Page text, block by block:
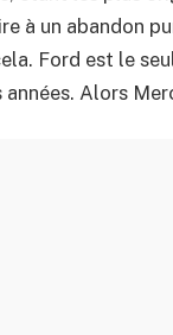
à un abandon
Ford est le
années. Alors